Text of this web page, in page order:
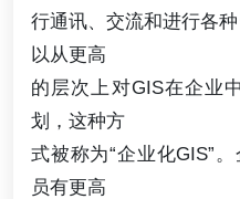
行通讯、交流和进行各
以从更高
的层次上对GIS在企业
划，这种方
式被称为“企业化GIS”
员有更高